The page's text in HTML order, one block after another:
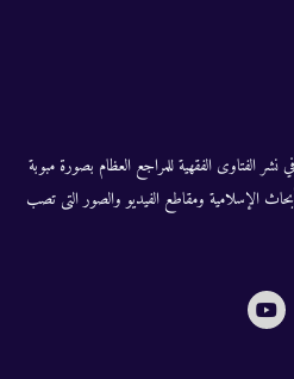
الفتاوى الفقهية للمراجع العظام بصورة مبوبة
الإسلامية ومقاطع الفيديو والصور التى تصب